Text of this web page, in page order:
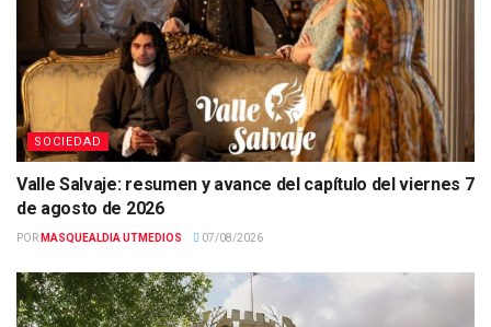
SOCIEDAD
Valle Salvaje: resumen y avance del capítulo del viernes 7
de agosto de 2026
POR MASQUEALDIA UTMEDIOS 07/08/2026